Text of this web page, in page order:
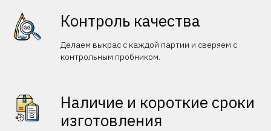
Контроль качества
Делаем выкрас с каждой партии и сверяем с
контрольным пробником.
Наличие и короткие сроки
изготовления